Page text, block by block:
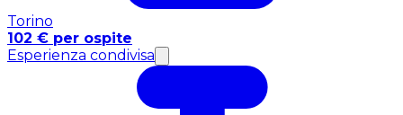
Torino
102 € per ospite
Esperienza condivisa